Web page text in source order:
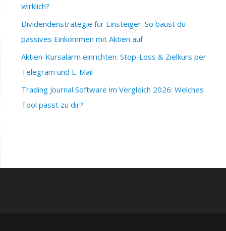
wirklich?
Dividendenstrategie für Einsteiger: So baust du
passives Einkommen mit Aktien auf
Aktien-Kursalarm einrichten: Stop-Loss & Zielkurs per
Telegram und E-Mail
Trading Journal Software im Vergleich 2026: Welches
Tool passt zu dir?